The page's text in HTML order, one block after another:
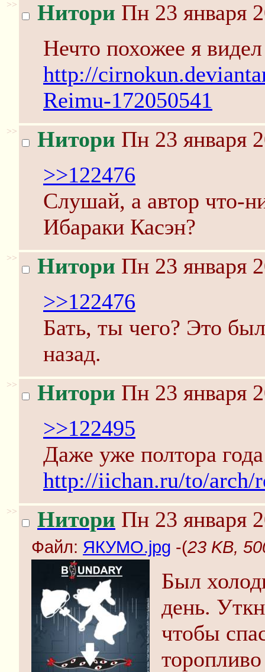
>> Нитори Пн 23 января
Нечто похожее я
http://
Reimu-172050541
>> Нитори Пн 23 января
>>122476
Слушай, а автор что-
Ибараки Касэн?
>> Нитори Пн 23 января
>>122476
Бать, ты чего? Это
назад.
>> Нитори Пн 23 января
>>122495
Даже уже полтора
http://iichan.ru/to/arch/
>> Нитори Пн 23 января
Файл: ЯКУМО.jpg -(23 KB,
Был
день.
чтобы